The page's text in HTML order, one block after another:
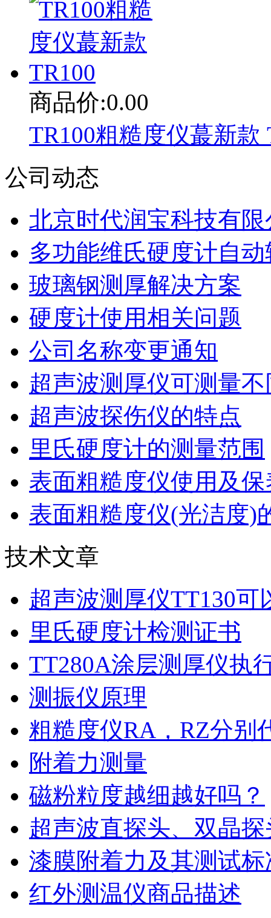
商品价:0.00
TR100粗糙度仪蕞新款
公司动态
北京时代润宝科技有
多功能维氏硬度计自
玻璃钢测厚解决方案
硬度计使用相关问题
公司名称变更通知
超声波测厚仪可测量
超声波探伤仪的特点
里氏硬度计的测量范围
表面粗糙度仪使用及保
表面粗糙度仪(光洁度)
技术文章
超声波测厚仪TT130可
里氏硬度计检测证书
TT280A涂层测厚仪执
测振仪原理
粗糙度仪RA，RZ分别
附着力测量
磁粉粒度越细越好吗？
超声波直探头、双晶
漆膜附着力及其测试标
红外测温仪商品描述